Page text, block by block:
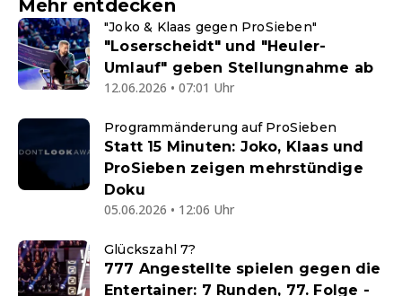
Mehr entdecken
"Joko & Klaas gegen ProSieben"
"Loserscheidt" und "Heuler-
Umlauf" geben Stellungnahme ab
12.06.2026 • 07:01 Uhr
Programmänderung auf ProSieben
Statt 15 Minuten: Joko, Klaas und
ProSieben zeigen mehrstündige
Doku
05.06.2026 • 12:06 Uhr
Glückszahl 7?
777 Angestellte spielen gegen die
Entertainer: 7 Runden, 77. Folge -